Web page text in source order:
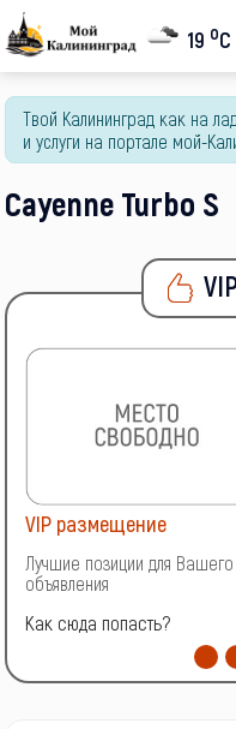
19 oC
Твой Калининград как на
и услуги на портале мой-
Cayenne Turbo S
VIP размещение
Лучшие позиции для Вашего
объявления
Как сюда попасть?